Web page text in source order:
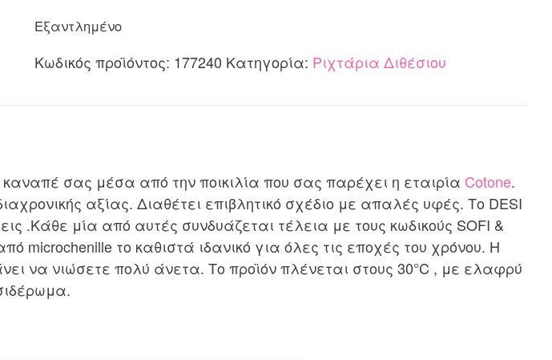
Εξαντλημένο
Κωδικός προϊόντος: 177240 Κατηγορία: Ριχτάρια Διθέσιου
καναπέ σας μέσα από την ποικιλία που σας παρέχει η εταιρία Cotone.
αξίας. Διαθέτει επιβλητικό σχέδιο με απαλές υφές. Το DESI
.Κάθε μία από αυτές συνδυάζεται τέλεια με τους κωδικούς SOFI &
microchenille το καθιστά ιδανικό για όλες τις εποχές του χρόνου. Η
να νιώσετε πολύ άνετα. Το προϊόν πλένεται στους 30°C , με ελαφρύ